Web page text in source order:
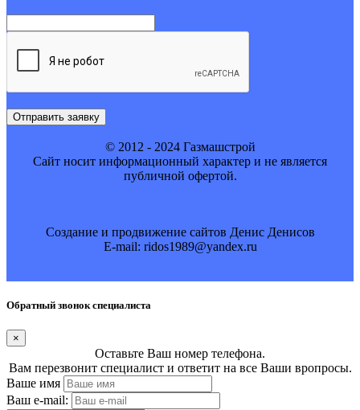
Отправить заявку
© 2012 - 2024 Газмашстрой
Cайт носит информационный характер и не является
публичной офертой.
Создание и продвижение сайтов Денис Денисов
E-mail: ridos1989@yandex.ru
Обратный звонок специалиста
×
Оставьте Ваш номер телефона.
Вам перезвонит специалист и ответит на все Ваши вропросы.
Ваше имя
Ваш e-mail: